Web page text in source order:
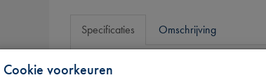
Specificaties Omschrijving
Cookie voorkeuren